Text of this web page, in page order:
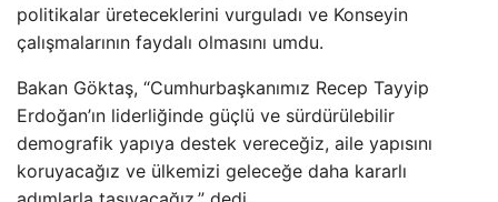
politikalar üreteceklerini vurguladı ve Konseyin
çalışmalarının faydalı olmasını umdu.
Bakan Göktaş, “Cumhurbaşkanımız Recep Tayyip
Erdoğan’ın liderliğinde güçlü ve sürdürülebilir
demografik yapıya destek vereceğiz, aile yapısını
koruyacağız ve ülkemizi geleceğe daha kararlı